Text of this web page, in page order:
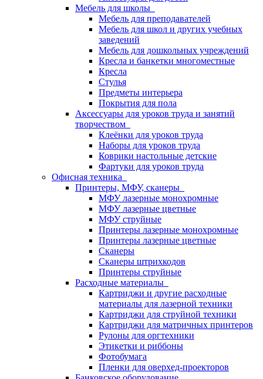
Мебель для школы
Мебель для преподавателей
Мебель для школ и других учебных
заведений
Мебель для дошкольных учреждений
Кресла и банкетки многоместные
Кресла
Стулья
Предметы интерьера
Покрытия для пола
Аксессуары для уроков труда и занятий
творчеством
Клеёнки для уроков труда
Наборы для уроков труда
Коврики настольные детские
Фартуки для уроков труда
Офисная техника
Принтеры, МФУ, сканеры
МФУ лазерные монохромные
МФУ лазерные цветные
МФУ струйные
Принтеры лазерные монохромные
Принтеры лазерные цветные
Сканеры
Сканеры штрихкодов
Принтеры струйные
Расходные материалы
Картриджи и другие расходные
материалы для лазерной техники
Картриджи для струйной техники
Картриджи для матричных принтеров
Рулоны для оргтехники
Этикетки и риббоны
Фотобумага
Пленки для оверхед-проекторов